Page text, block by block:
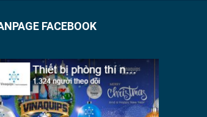
FACEBOOK